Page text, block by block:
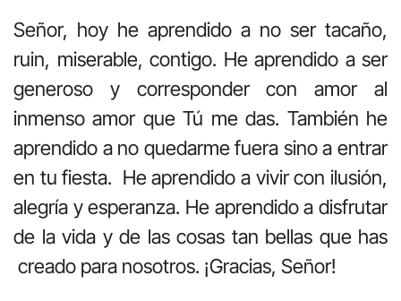
Señor, hoy he aprendido a no ser tacaño,
ruin, miserable, contigo. He aprendido a ser
generoso y corresponder con amor al
inmenso amor que Tú me das. También he
aprendido a no quedarme fuera sino a entrar
en tu fiesta. He aprendido a vivir con ilusión,
alegría y esperanza. He aprendido a disfrutar
de la vida y de las cosas tan bellas que has
creado para nosotros. ¡Gracias, Señor!